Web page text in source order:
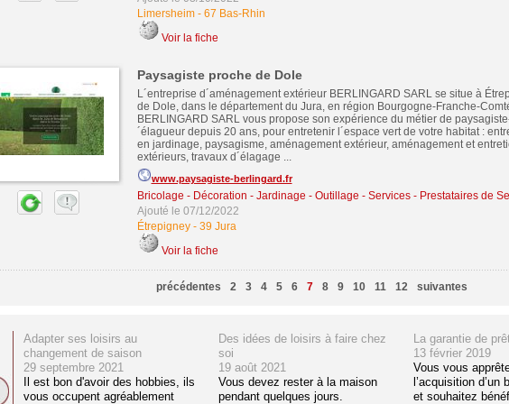
Limersheim- 67 Bas-Rhin
Voir la fiche
Paysagiste proche de Dole
L´entreprise d´aménagement extérieur BERLINGARD SARL se situe à
de Dole, dans le département du Jura, en région Bourgogne-Franche-
BERLINGARD SARL vous propose son expérience du métier de
´élagueur depuis 20 ans, pour entretenir l´espace vert de votre habitat :
en jardinage, paysagisme, aménagement extérieur, aménagement et
extérieurs, travaux d´élagage ...
www.paysagiste-berlingard.fr
Bricolage - Décoration - Jardinage - Outillage - Services - Prestataires de
Ajouté le 07/12/2022
Étrepigney- 39 Jura
Voir la fiche
précédentes 2 3 4 5 6 7 8 9 10 11 12 suivantes
Adapter ses loisirs au
changement de saison
29 septembre 2021
Il est bon d'avoir des hobbies, ils
vous occupent agréablement
Des idées de loisirs à faire chez
soi
19 août 2021
Vous devez rester à la maison
pendant quelques jours.
La garantie de
13 février 2019
Vous vous
l’acquisition d’un
et souhaitez